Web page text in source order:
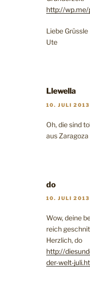
http://
Liebe Grüssle
Ute
Llewella
10. JULI
Oh, die sind
aus
do
10. JULI
Wow, deine
reich
Herzlich, do
http://
der-welt-